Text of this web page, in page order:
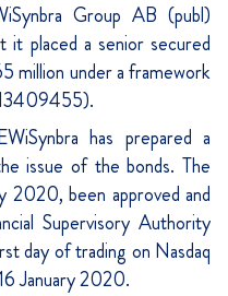
Group AB (publ)
it placed a senior secured
million under a framework
has prepared a
issue of the bonds. The
2020, been approved and
Supervisory Authority
day of trading on Nasdaq
January 2020.